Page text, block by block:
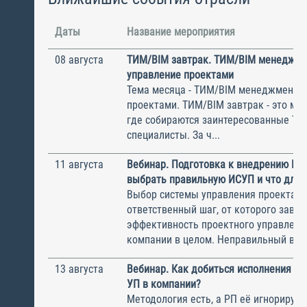
Даты Название мероприятия
08 августа
ТИМ/BIM завтрак. ТИМ/BIM
управление проектами
Тема месяца - ТИМ/BIM менеджмент и
проектами. ТИМ/BIM завтрак - это
где собираются заинтересованные
специалисты. За ч...
11 августа
Вебинар. Подготовка к внедрению
выбрать правильную ИСУП и что для
Выбор системы управления
ответственный шаг, от которого
эффективность проектного
компании в целом. Неправильный
13 августа
Вебинар. Как добиться исполнения
УП в компании?
Методология есть, а РП её